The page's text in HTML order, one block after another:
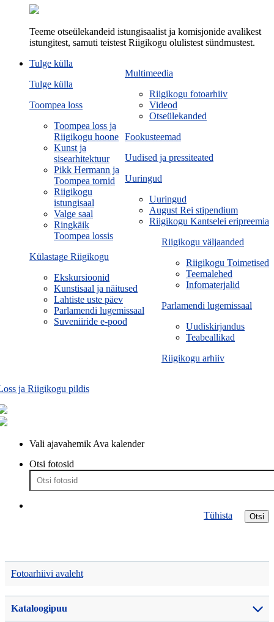
Teeme otseülekandeid istungisaalist ja komisjonide avalikest
istungitest, samuti teistest Riigikogu olulistest sündmustest.
Multimeedia
Riigikogu fotoarhiiv
Videod
Otseülekanded
Fookusteemad
Uudised ja pressiteated
Uuringud
Uuringud
August Rei stipendium
Riigikogu Kantselei eripreemia
Riigikogu väljaanded
Riigikogu Toimetised
Teemalehed
Infomaterjalid
Parlamendi lugemissaal
Uudiskirjandus
Teabeallikad
Riigikogu arhiiv
Tulge külla
Tulge külla
Toompea loss
Toompea loss ja
Riigikogu hoone
Kunst ja
sisearhitektuur
Pikk Hermann ja
Toompea tornid
Riigikogu
istungisaal
Valge saal
Ringkäik
Toompea lossis
Külastage Riigikogu
Ekskursioonid
Kunstisaal ja näitused
Lahtiste uste päev
Parlamendi lugemissaal
Suveniiride e-pood
ja Riigikogu pildis
Vali ajavahemik Ava kalender
Otsi fotosid
Otsi
Tühista
Fotoarhiivi avaleht
Kataloogipuu